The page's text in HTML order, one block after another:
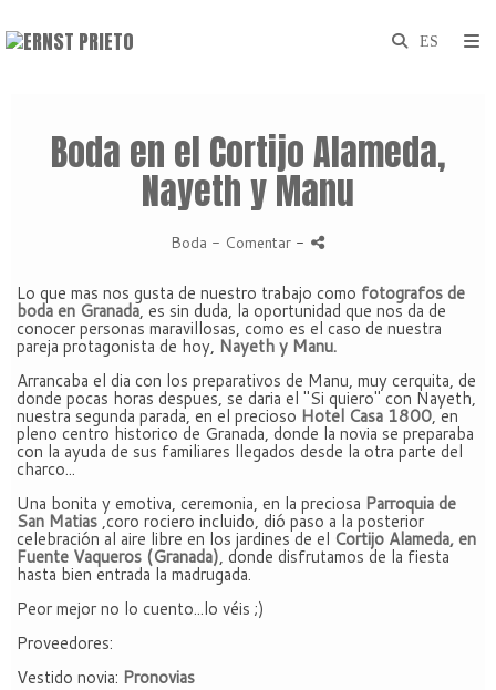
Boda en el Cortijo Alameda,
Nayeth y Manu
Boda - Comentar -
Lo que mas nos gusta de nuestro trabajo como fotografos de
boda en Granada, es sin duda, la oportunidad que nos da de
conocer personas maravillosas, como es el caso de nuestra
pareja protagonista de hoy, Nayeth y Manu.
Arrancaba el dia con los preparativos de Manu, muy cerquita, de
donde pocas horas despues, se daria el "Si quiero" con Nayeth,
nuestra segunda parada, en el precioso Hotel Casa 1800, en
pleno centro historico de Granada, donde la novia se preparaba
con la ayuda de sus familiares llegados desde la otra parte del
charco...
Una bonita y emotiva, ceremonia, en la preciosa Parroquia de
San Matias ,coro rociero incluido, dió paso a la posterior
celebración al aire libre en los jardines de el Cortijo Alameda, en
Fuente Vaqueros (Granada), donde disfrutamos de la fiesta
hasta bien entrada la madrugada.
Peor mejor no lo cuento...lo véis ;)
Proveedores:
Vestido novia: Pronovias